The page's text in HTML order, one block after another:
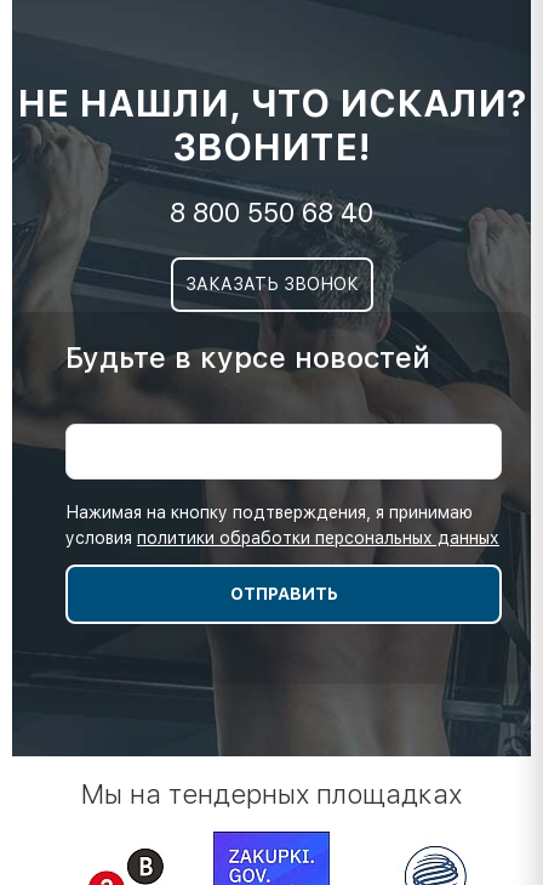
НЕ НАШЛИ, ЧТО ИСКАЛИ?
ЗВОНИТЕ!
8 800 550 68 40
ЗАКАЗАТЬ ЗВОНОК
Будьте в курсе новостей
Нажимая на кнопку подтверждения, я принимаю
условия политики обработки персональных данных
Мы на тендерных площадках